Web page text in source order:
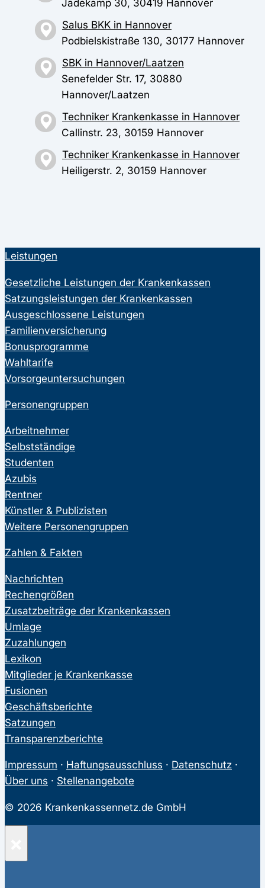
Jädekamp 30, 30419 Hannover
Salus BKK in Hannover
Podbielskistraße 130, 30177 Hannover
SBK in Hannover/Laatzen
Senefelder Str. 17, 30880
Hannover/Laatzen
Techniker Krankenkasse in Hannover
Callinstr. 23, 30159 Hannover
Techniker Krankenkasse in Hannover
Heiligerstr. 2, 30159 Hannover
Leistungen
Gesetzliche Leistungen der Krankenkassen
Satzungsleistungen der Krankenkassen
Ausgeschlossene Leistungen
Familienversicherung
Bonusprogramme
Wahltarife
Vorsorgeuntersuchungen
Personengruppen
Arbeitnehmer
Selbstständige
Studenten
Azubis
Rentner
Künstler & Publizisten
Weitere Personengruppen
Zahlen & Fakten
Nachrichten
Rechengrößen
Zusatzbeiträge der Krankenkassen
Umlage
Zuzahlungen
Lexikon
Mitglieder je Krankenkasse
Fusionen
Geschäftsberichte
Satzungen
Transparenzberichte
Impressum · Haftungsausschluss · Datenschutz ·
Über uns · Stellenangebote
© 2026 Krankenkassennetz.de GmbH